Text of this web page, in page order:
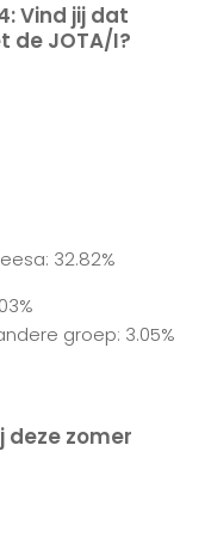
Vind jij dat
de JOTA/I?
32.82%
groep: 3.05%
deze zomer